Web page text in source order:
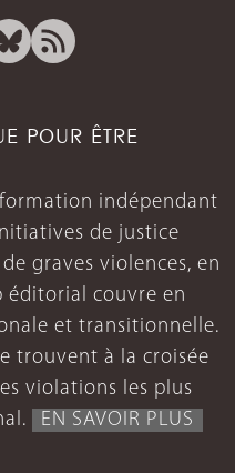
POUR ÊTRE
indépendant
de justice
graves violences, en
éditorial couvre en
et transitionnelle.
trouvent à la croisée
violations les plus
EN SAVOIR PLUS